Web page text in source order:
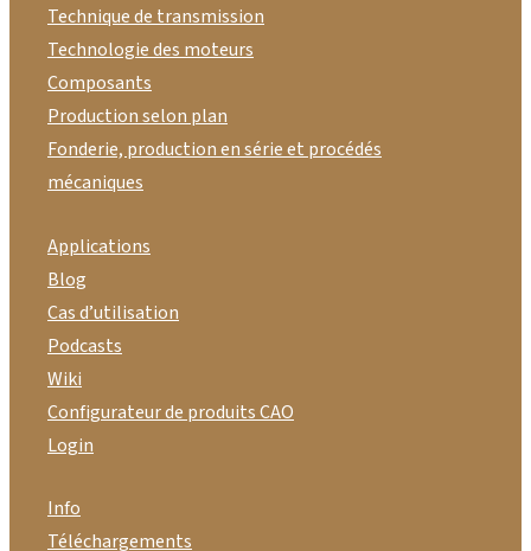
Technique de transmission
Technologie des moteurs
Composants
Production selon plan
Fonderie, production en série et procédés
mécaniques
Applications
Blog
Cas d’utilisation
Podcasts
Wiki
Configurateur de produits CAO
Login
Info
Téléchargements